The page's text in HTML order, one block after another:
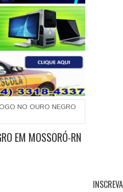
NO OURO NEGRO
EM MOSSORÓ-RN